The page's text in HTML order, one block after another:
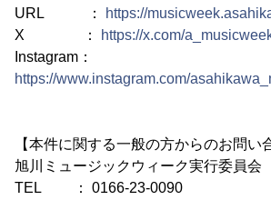
URL ：
https://
X ：
https://x.com/
Instagram：
https://www.instagram.com/
【本件に関する一般の方からのお問い
旭川ミュージックウィーク実行委員会
TEL ： 0166-23-0090